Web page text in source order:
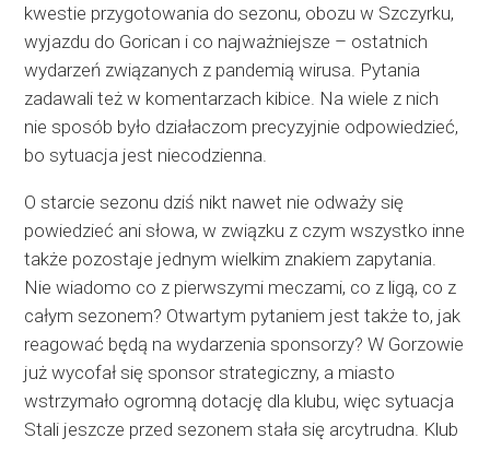
kwestie przygotowania do sezonu, obozu w Szczyrku,
wyjazdu do Gorican i co najważniejsze – ostatnich
wydarzeń związanych z pandemią wirusa. Pytania
zadawali też w komentarzach kibice. Na wiele z nich
nie sposób było działaczom precyzyjnie odpowiedzieć,
bo sytuacja jest niecodzienna.
O starcie sezonu dziś nikt nawet nie odważy się
powiedzieć ani słowa, w związku z czym wszystko inne
także pozostaje jednym wielkim znakiem zapytania.
Nie wiadomo co z pierwszymi meczami, co z ligą, co z
całym sezonem? Otwartym pytaniem jest także to, jak
reagować będą na wydarzenia sponsorzy? W Gorzowie
już wycofał się sponsor strategiczny, a miasto
wstrzymało ogromną dotację dla klubu, więc sytuacja
Stali jeszcze przed sezonem stała się arcytrudna. Klub